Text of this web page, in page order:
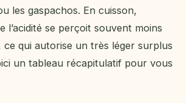
les gaspachos. En cuisson,
l’acidité se perçoit souvent moins
qui autorise un très léger surplus
un tableau récapitulatif pour vous